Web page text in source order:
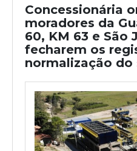
Concessionária
moradores da
60, KM 63 e São
fecharem os
normalização do